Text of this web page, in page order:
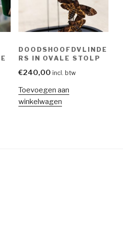
DOODSHOOFDVLINDE
RS IN OVALE STOLP
€240,00 incl. btw
Toevoegen aan
winkelwagen